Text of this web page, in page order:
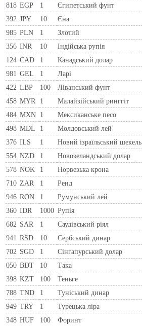
818 EGP 1 Єгипетський фунт
392 JPY 10 Єна
985 PLN 1 Злотий
356 INR 10 Індійська рупія
124 CAD 1 Канадський долар
981 GEL 1 Ларi
422 LBP 100 Ліванський фунт
458 MYR 1 Малайзійський ринггіт
484 MXN 1 Мексиканське песо
498 MDL 1 Молдовський лей
376 ILS 1 Новий ізраїльський шекель
554 NZD 1 Новозеландський долар
578 NOK 1 Норвезька крона
710 ZAR 1 Ренд
946 RON 1 Румунський лей
360 IDR 1000 Рупія
682 SAR 1 Саудівський ріял
941 RSD 10 Сербський динар
702 SGD 1 Сінгапурський долар
050 BDT 10 Така
398 KZT 100 Теньге
788 TND 1 Туніський динар
949 TRY 1 Турецька ліра
348 HUF 100 Форинт